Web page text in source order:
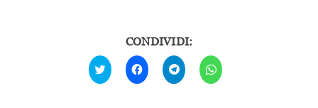
CONDIVIDI:
Fai
clic
qui
Fai
clic
per
condividere
Fai
clic
per
condividere
Fai
clic
per